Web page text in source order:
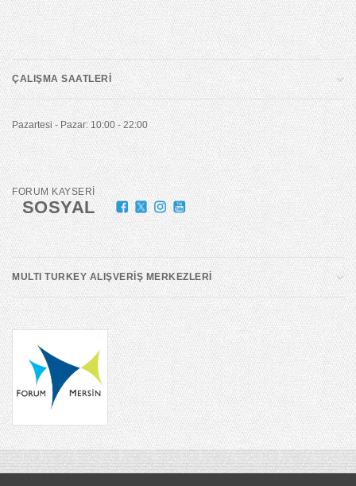
ÇALIŞMA SAATLERİ
Pazartesi - Pazar: 10:00 - 22:00
FORUM KAYSERİ
SOSYAL
MULTI TURKEY ALIŞVERİŞ MERKEZLERİ